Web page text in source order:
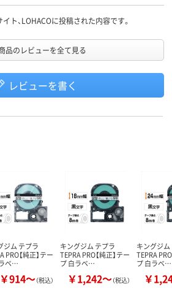
在に初めて気づき買ってみましたとこ
ました！ちょっとしっとりした風合い
トリームとか鉛筆でも書き込めます。鉛
消しゴムで消すこともできますし。ちな
ました。まあフリクションはいずれ消え
ト、LOHACOに投稿された内容です。
品のレビューを全て見る
レビューを書く
ジム テプラ
PRO【純正】テー
ベ…
￥914～（税込）
キングジム テプラ
TEPRA PRO【純正】テー
プ 白ラベ…
￥1,242～（税込）
キングジム
TEPRA
プ 白ラベ…
￥